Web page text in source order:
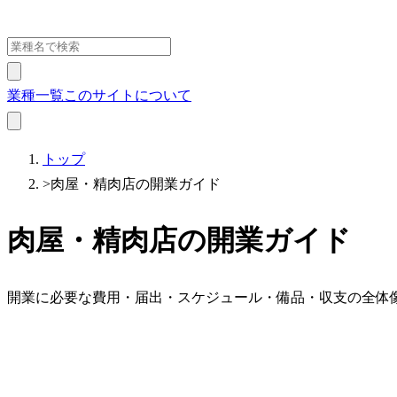
業種一覧このサイトについて
トップ
>肉屋・精肉店の開業ガイド
肉屋・精肉店の開業ガイド
開業に必要な費用・届出・スケジュール・備品・収支の全体